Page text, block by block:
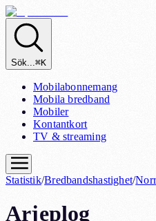
Sök...⌘K
Mobilabonnemang
Mobila bredband
Mobiler
Kontantkort
TV & streaming
Statistik/Bredbandshastighet/
Arjeplog